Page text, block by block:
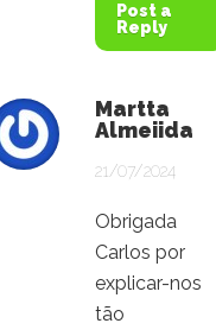
Post a
Reply
Martta
Almeiida
21/07/2024
Obrigada
Carlos por
explicar-nos
tão